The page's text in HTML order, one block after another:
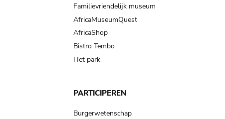
Familievriendelijk museum
AfricaMuseumQuest
AfricaShop
Bistro Tembo
Het park
PARTICIPEREN
Burgerwetenschap